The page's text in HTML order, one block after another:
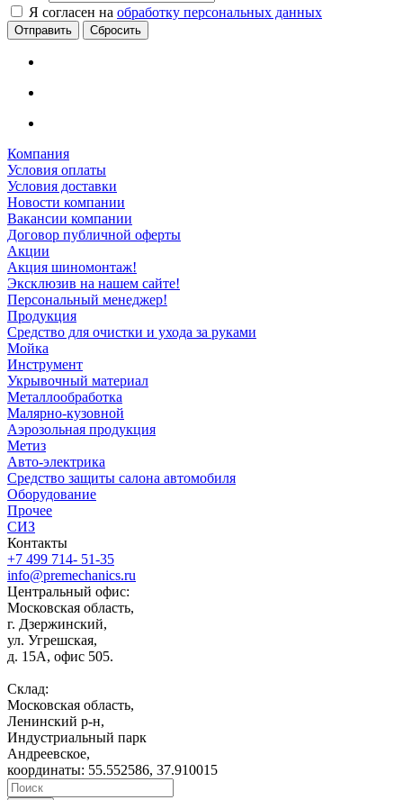
Я согласен на обработку персональных данных
Сбросить
Компания
Условия оплаты
Условия доставки
Новости компании
Вакансии компании
Договор публичной оферты
Акции
Акция шиномонтаж!
Эксклюзив на нашем сайте!
Персональный менеджер!
Продукция
Средство для очистки и ухода за руками
Мойка
Инструмент
Укрывочный материал
Металлообработка
Малярно-кузовной
Аэрозольная продукция
Метиз
Авто-электрика
Средство защиты салона автомобиля
Оборудование
Прочее
СИЗ
Контакты
+7 499 714- 51-35
info@premechanics.ru
Центральный офис:
Московская область,
г. Дзержинский,
ул. Угрешская,
д. 15А, офис 505.
Склад:
Московская область,
Ленинский р-н,
Индустриальный парк
Андреевское,
координаты: 55.552586, 37.910015